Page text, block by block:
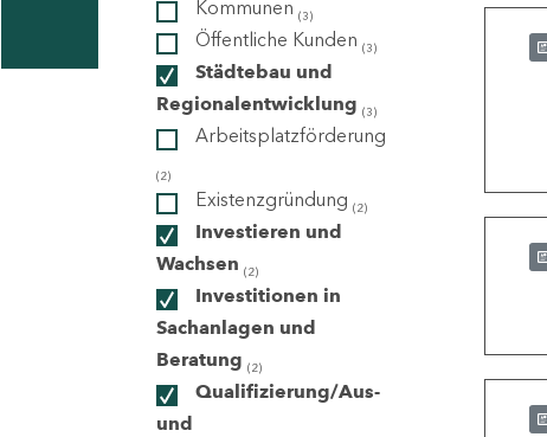
Kommunen (3)
Öffentliche Kunden (3)
Städtebau und
Regionalentwicklung (3)
Arbeitsplatzförderung
(2)
Existenzgründung (2)
Investieren und
Wachsen (2)
Investitionen in
Sachanlagen und
Beratung (2)
Qualifizierung/Aus-
und